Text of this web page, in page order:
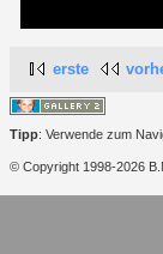
erste
Tipp: Verwende zum
© Copyright 1998-2026